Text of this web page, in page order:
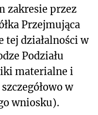
zakresie przez
Przejmująca
tej działalności w
Podziału
materialne i
w
wniosku).